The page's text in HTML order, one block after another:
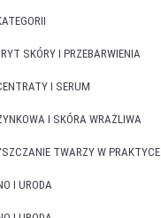
SKÓRY I PRZEBARWIENIA
I SERUM
I SKÓRA WRAŻLIWA
TWARZY W PRAKTYCE
I URODA